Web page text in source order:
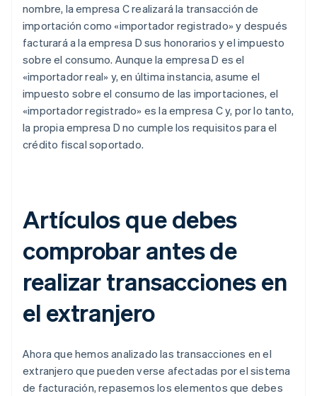
nombre, la empresa C realizará la transacción de
importación como «importador registrado» y después
facturará a la empresa D sus honorarios y el impuesto
sobre el consumo. Aunque la empresa D es el
«importador real» y, en última instancia, asume el
impuesto sobre el consumo de las importaciones, el
«importador registrado» es la empresa C y, por lo tanto,
la propia empresa D no cumple los requisitos para el
crédito fiscal soportado.
Artículos que debes
comprobar antes de
realizar transacciones en
el extranjero
Ahora que hemos analizado las transacciones en el
extranjero que pueden verse afectadas por el sistema
de facturación, repasemos los elementos que debes